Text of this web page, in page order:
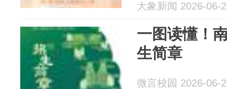
大象新闻 2026-06-
一图读懂！
生简章
微言校园 2026-06-